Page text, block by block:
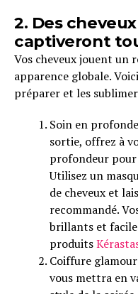
2. Des
captiveront
Vos cheveux jouent un
apparence globale.
préparer et les
Soin en
sortie, offrez à
profondeur
Utilisez un
de cheveux et
recommandé.
brillants et
produits
Coiffure
vous mettra en